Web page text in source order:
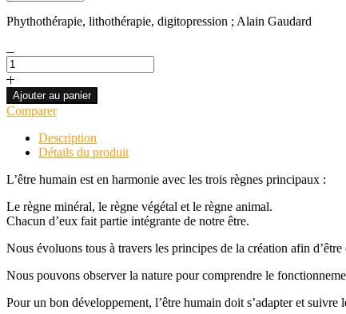
Phythothérapie, lithothérapie, digitopression ; Alain Gaudard
quantité
de
3
VOIES
DE
SOINS
ÉNERGÉTIQUES
Ajouter au panier
Comparer
Description
Détails du produit
L’être humain est en harmonie avec les trois règnes principaux :
Le règne minéral, le règne végétal et le règne animal.
Chacun d’eux fait partie intégrante de notre être.
Nous évoluons tous à travers les principes de la création afin
Nous pouvons observer la nature pour comprendre le
Pour un bon développement, l’être humain doit s’adapter et